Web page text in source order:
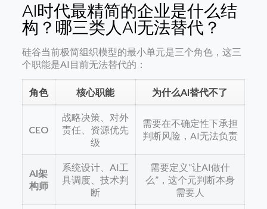
AI时代最精简的企业是什么结
构？哪三类人AI无法替代？
硅谷当前极简组织模型的最小单元是三个角色，这三
个职能是AI目前无法替代的：
角色 核心职能 为什么AI替代不了
CEO
战略决策、对外
责任、资源优先
级
需要在不确定性下承担
判断风险，AI无法负责
AI架
构师
系统设计、AI工
具调度、技术判
断
需要定义”让AI做什
么”，这个元判断本身
需要人